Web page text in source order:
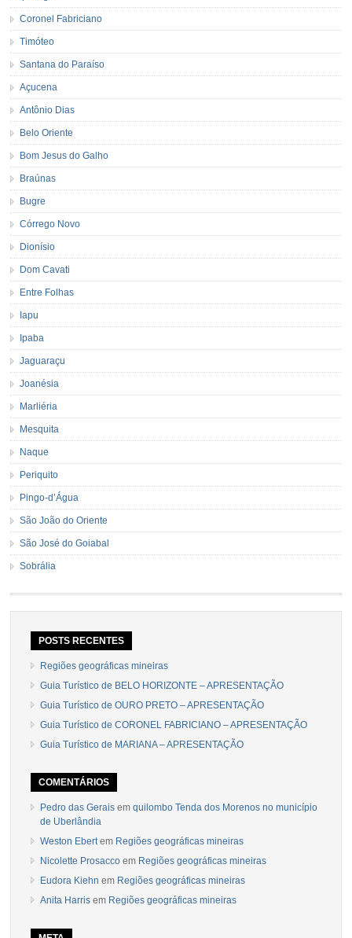
Coronel Fabriciano
Timóteo
Santana do Paraíso
Açucena
Antônio Dias
Belo Oriente
Bom Jesus do Galho
Braúnas
Bugre
Córrego Novo
Dionísio
Dom Cavati
Entre Folhas
Iapu
Ipaba
Jaguaraçu
Joanésia
Marliéria
Mesquita
Naque
Periquito
Pingo-d’Água
São João do Oriente
São José do Goiabal
Sobrália
POSTS RECENTES
Regiões geográficas mineiras
Guia Turístico de BELO HORIZONTE – APRESENTAÇÃO
Guia Turístico de OURO PRETO – APRESENTAÇÃO
Guia Turístico de CORONEL FABRICIANO – APRESENTAÇÃO
Guia Turístico de MARIANA – APRESENTAÇÃO
COMENTÁRIOS
Pedro das Gerais emquilombo Tenda dos Morenos no município
de Uberlândia
Weston Ebert em Regiões geográficas mineiras
Nicolette Prosacco em Regiões geográficas mineiras
Eudora Kiehn em Regiões geográficas mineiras
Anita Harris em Regiões geográficas mineiras